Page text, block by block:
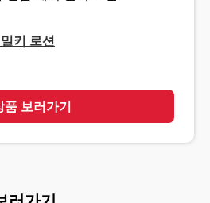
키 로션
품 보러가기